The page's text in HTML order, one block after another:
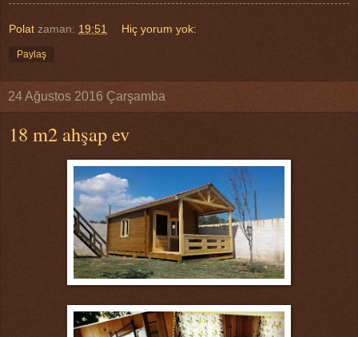
Polat zaman: 19:51 Hiç yorum yok:
Paylaş
24 Ağustos 2016 Çarşamba
18 m2 ahşap ev